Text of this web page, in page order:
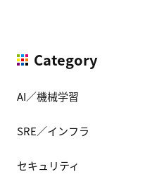
Category
AI／機械学習
SRE／インフラ
セキュリティ